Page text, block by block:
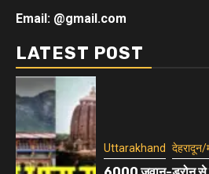
Email: @gmail.com
LATEST POST
Uttarakhand देहरादून/